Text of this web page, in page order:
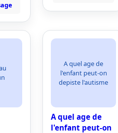
A quel age de
l'enfant peut-on
depiste l'autisme
A quel age de
l'enfant peut-on